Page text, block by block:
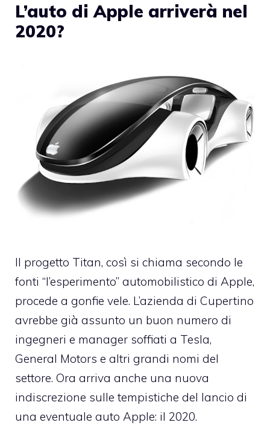
L’auto di Apple arriverà nel
2020?
Il progetto Titan, così si chiama secondo le
fonti “l’esperimento” automobilistico di Apple,
procede a gonfie vele. L’azienda di Cupertino
avrebbe già assunto un buon numero di
ingegneri e manager soffiati a Tesla,
General Motors e altri grandi nomi del
settore. Ora arriva anche una nuova
indiscrezione sulle tempistiche del lancio di
una eventuale auto Apple: il 2020.